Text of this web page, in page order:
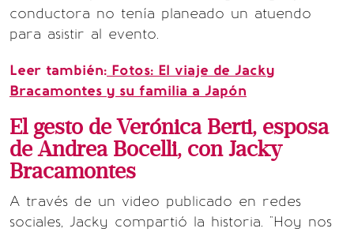
conductora no tenía planeado un atuendo
para asistir al evento.
Leer también: Fotos: El viaje de Jacky
Bracamontes y su familia a Japón
El gesto de Verónica Berti, esposa
de Andrea Bocelli, con Jacky
Bracamontes
A través de un video publicado en redes
sociales, Jacky compartió la historia. "Hoy nos